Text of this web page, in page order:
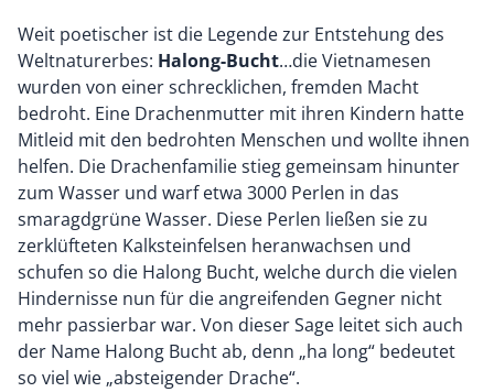
Weit poetischer ist die Legende zur Entstehung des
Weltnaturerbes: Halong-Bucht…die Vietnamesen
wurden von einer schrecklichen, fremden Macht
bedroht. Eine Drachenmutter mit ihren Kindern hatte
Mitleid mit den bedrohten Menschen und wollte ihnen
helfen. Die Drachenfamilie stieg gemeinsam hinunter
zum Wasser und warf etwa 3000 Perlen in das
smaragdgrüne Wasser. Diese Perlen ließen sie zu
zerklüfteten Kalksteinfelsen heranwachsen und
schufen so die Halong Bucht, welche durch die vielen
Hindernisse nun für die angreifenden Gegner nicht
mehr passierbar war. Von dieser Sage leitet sich auch
der Name Halong Bucht ab, denn „ha long“ bedeutet
so viel wie „absteigender Drache“.